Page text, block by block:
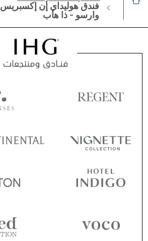
فندق هوليداي إن إكسبريس
وارسو - ذا هاب